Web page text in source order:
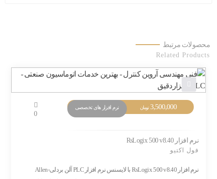
محصولات مرتبط
Related Products
3,500,000 تومان نرم افزار های تخصصی
0
نرم افزار RsLogix 500 v8.40
فول اکتیو
نرم افزار RsLogix 500 v8.40 با لایسنس نرم افزار PLC آلن بردلی-Allen